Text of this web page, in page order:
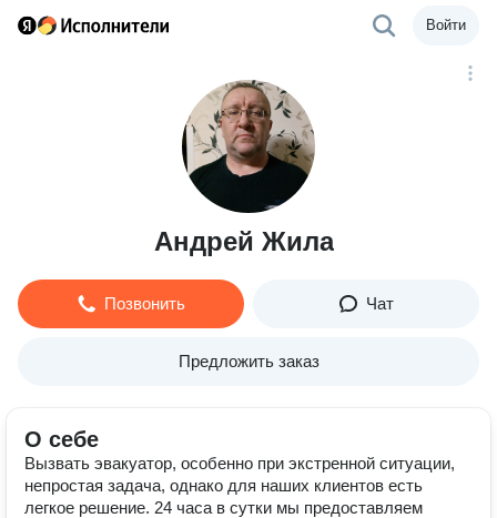
Войти
Андрей Жила
Позвонить Чат
Предложить заказ
О себе
Вызвать эвакуатор, особенно при экстренной ситуации,
непростая задача, однако для наших клиентов есть
легкое решение. 24 часа в сутки мы предоставляем